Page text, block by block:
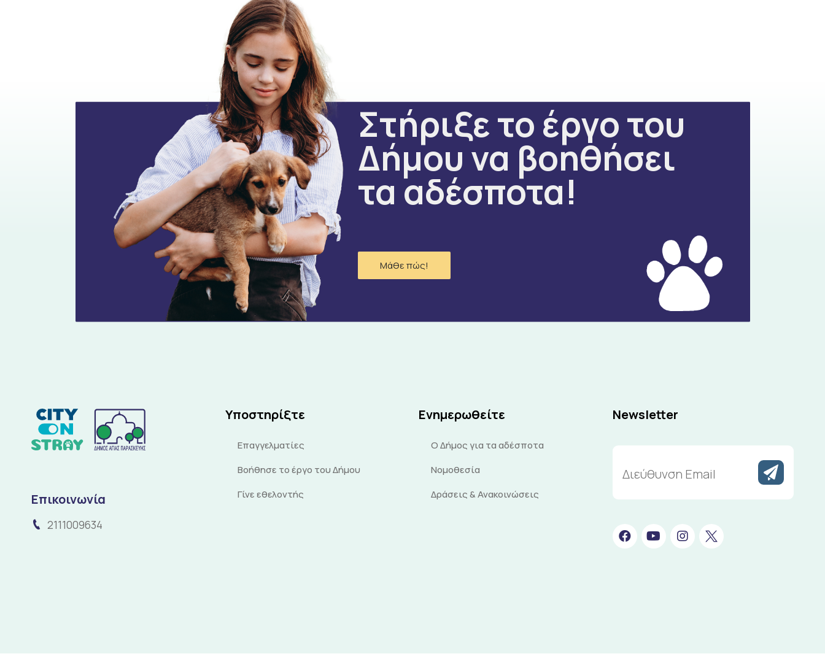
Στήριξε το έργο του
Δήμου να βοηθήσει
τα αδέσποτα!
Μάθε πώς!
Επικοινωνία
2111009634
Υποστηρίξτε
Επαγγελματίες
Βοήθησε το έργο του Δήμου
Γίνε εθελοντής
Ενημερωθείτε
Ο Δήμος για τα αδέσποτα
Νομοθεσία
Δράσεις & Ανακοινώσεις
Newsletter
Email